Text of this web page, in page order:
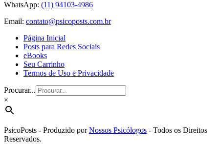
WhatsApp: (11) 94103-4986
Email: contato@psicoposts.com.br
Página Inicial
Posts para Redes Sociais
eBooks
Seu Carrinho
Termos de Uso e Privacidade
Procurar...
×
PsicoPosts - Produzido porNossos Psicólogos - Todos os Direitos
Reservados.